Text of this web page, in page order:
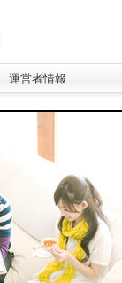
運営者情報